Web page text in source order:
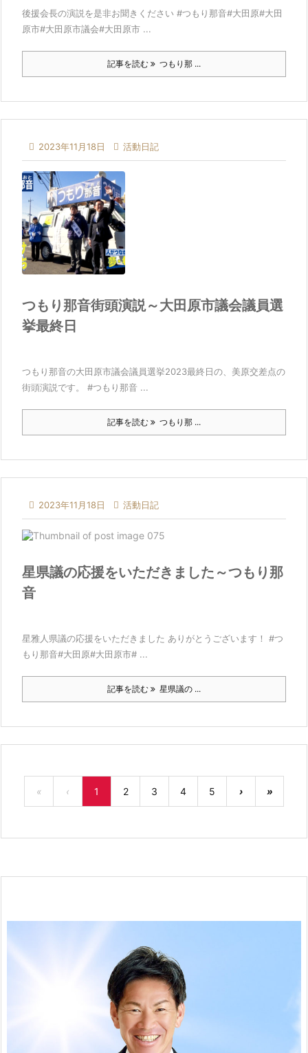
後援会長の演説を是非お聞きください #つもり那音#大田原#大田
原市#大田原市議会#大田原市 ...
記事を読む つもり那 ...
 2023年11月18日  活動日記
つもり那音街頭演説～大田原市議会議員選
挙最終日
つもり那音の大田原市議会議員選挙2023最終日の、美原交差点の
街頭演説です。 #つもり那音 ...
記事を読む つもり那 ...
 2023年11月18日  活動日記
星県議の応援をいただきました～つもり那
音
星雅人県議の応援をいただきました ありがとうございます！ #つ
もり那音#大田原#大田原市# ...
記事を読む 星県議の ...
« ‹ 1 2 3 4 5 › »